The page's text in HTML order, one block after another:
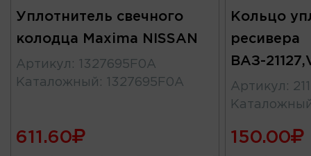
Уплотнитель свечного
колодца Maxima NISSAN
Артикул :
1327695F0A
Каталожный : 1327695F0A
611.60
Кольцо
ресивера
ВАЗ-
Артикул :
150.00